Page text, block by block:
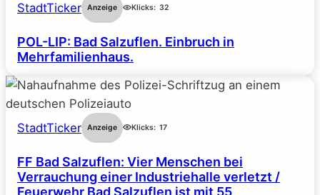
StadtTicker Anzeige Klicks: 32
POL-LIP: Bad Salzuflen. Einbruch in
Mehrfamilienhaus.
StadtTicker Anzeige Klicks: 17
FF Bad Salzuflen: Vier Menschen bei
Verrauchung einer Industriehalle verletzt /
Feuerwehr Bad Salzuflen ist mit 55